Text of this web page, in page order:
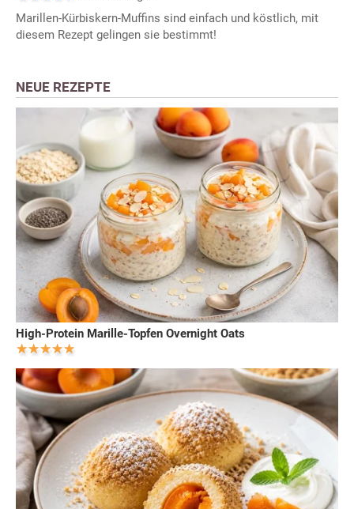
Marillen-Kürbiskern-Muffins sind einfach und köstlich, mit
diesem Rezept gelingen sie bestimmt!
NEUE REZEPTE
High-Protein Marille-Topfen Overnight Oats